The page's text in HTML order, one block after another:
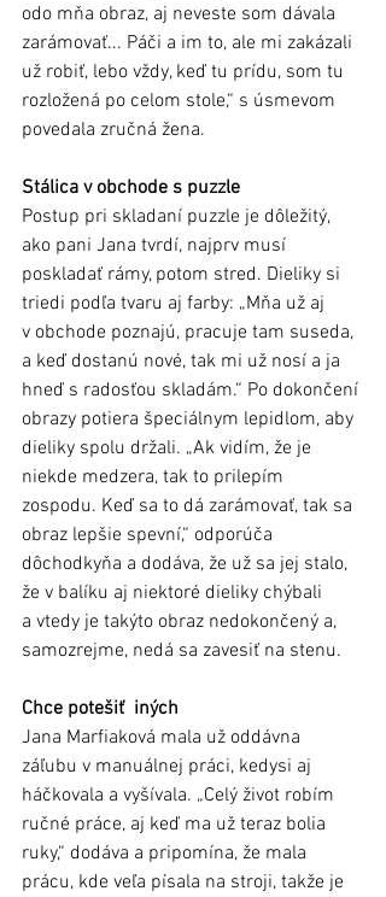
odo mňa obraz, aj neveste som dávala
zarámovať... Páči a im to, ale mi zakázali
už robiť, lebo vždy, keď tu prídu, som tu
rozložená po celom stole,“ s úsmevom
povedala zručná žena.
Stálica v obchode s puzzle
Postup pri skladaní puzzle je dôležitý,
ako pani Jana tvrdí, najprv musí
poskladať rámy, potom stred. Dieliky si
triedi podľa tvaru aj farby: „Mňa už aj
v obchode poznajú, pracuje tam suseda,
a keď dostanú nové, tak mi už nosí a ja
hneď s radosťou skladám.“ Po dokončení
obrazy potiera špeciálnym lepidlom, aby
dieliky spolu držali. „Ak vidím, že je
niekde medzera, tak to prilepím
zospodu. Keď sa to dá zarámovať, tak sa
obraz lepšie spevní,“ odporúča
dôchodkyňa a dodáva, že už sa jej stalo,
že v balíku aj niektoré dieliky chýbali
a vtedy je takýto obraz nedokončený a,
samozrejme, nedá sa zavesiť na stenu.
Chce potešiť  iných
Jana Marfiaková mala už oddávna
záľubu v manuálnej práci, kedysi aj
háčkovala a vyšívala. „Celý život robím
ručné práce, aj keď ma už teraz bolia
ruky,“ dodáva a pripomína, že mala
prácu, kde veľa písala na stroji, takže je